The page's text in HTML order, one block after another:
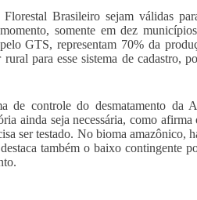
Brasileiro sejam válidas
somente em dez
GTS, representam 70% da
para esse sistema de cadastro,
de controle do desmatamento da
ainda seja necessária, como
ser testado. No bioma amazônico,
também o baixo contingente